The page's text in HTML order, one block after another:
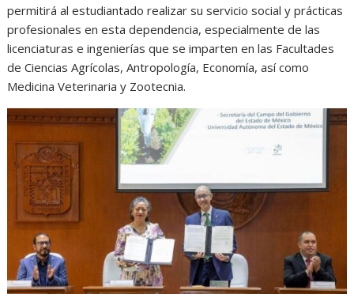
permitirá al estudiantado realizar su servicio social y prácticas
profesionales en esta dependencia, especialmente de las
licenciaturas e ingenierías que se imparten en las Facultades
de Ciencias Agrícolas, Antropología, Economía, así como
Medicina Veterinaria y Zootecnia.